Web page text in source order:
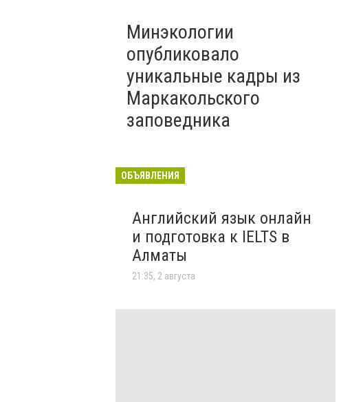
Минэкологии
опубликовало
уникальные кадры из
Маркакольского
заповедника
ОБЪЯВЛЕНИЯ
Английский язык онлайн
и подготовка к IELTS в
Алматы
21:35, 2 августа